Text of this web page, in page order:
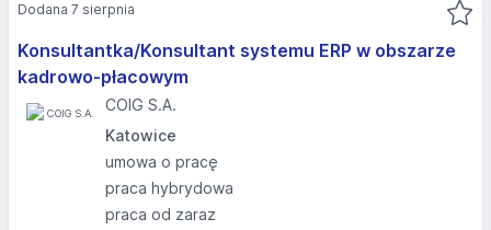
Konsultantka/Konsultant systemu ERP w obszarze
kadrowo-płacowym
COIG S.A.
Katowice
umowa o pracę
praca hybrydowa
praca od zaraz
Dodana 7 sierpnia